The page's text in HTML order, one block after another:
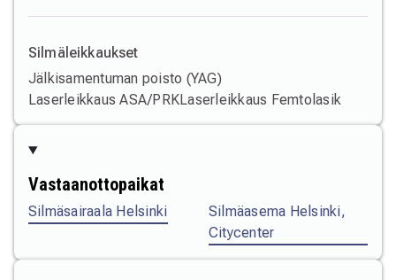
Silmäleikkaukset
Jälkisamentuman poisto (YAG)
Laserleikkaus ASA/PRKLaserleikkaus Femtolasik
Vastaanottopaikat
Silmäsairaala Helsinki
Silmäasema Helsinki,
Citycenter